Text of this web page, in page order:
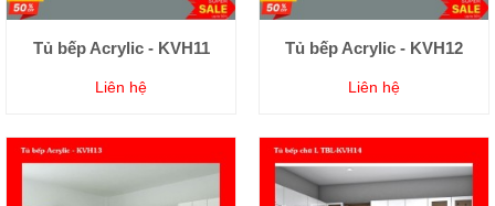
Tủ bếp Acrylic - KVH11
Liên hệ
Tủ bếp Acrylic - KVH12
Liên hệ